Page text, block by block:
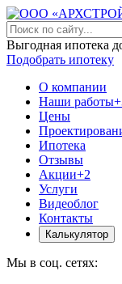
Выгодная ипотека
Подобрать ипотеку
О компании
Наши работы
Цены
Ипотека
Отзывы
Акции+2
Услуги
Видеоблог
Контакты
Калькулятор
Мы в соц. сетях: